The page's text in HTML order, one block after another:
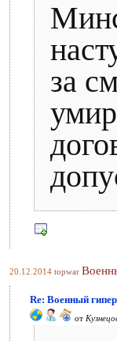
за
20.12.2014 topwar
Re: Военный
от